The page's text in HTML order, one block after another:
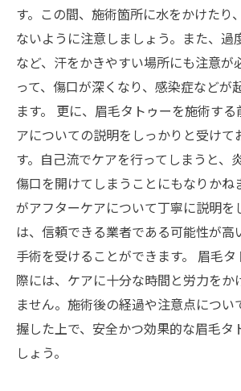
す。この間、施術箇所に水をかけたり
ないように注意しましょう。また、過
など、汗をかきやすい場所にも注意が
って、傷口が深くなり、感染症などが
ます。 更に、眉毛タトゥーを施術す
アについての説明をしっかりと受けて
す。自己流でケアを行ってしまうと、
傷口を開けてしまうことにもなりかね
がアフターケアについて丁寧に説明を
は、信頼できる業者である可能性が高
手術を受けることができます。 眉毛
際には、ケアに十分な時間と労力をか
ません。施術後の経過や注意点につい
握した上で、安全かつ効果的な眉毛タ
しょう。